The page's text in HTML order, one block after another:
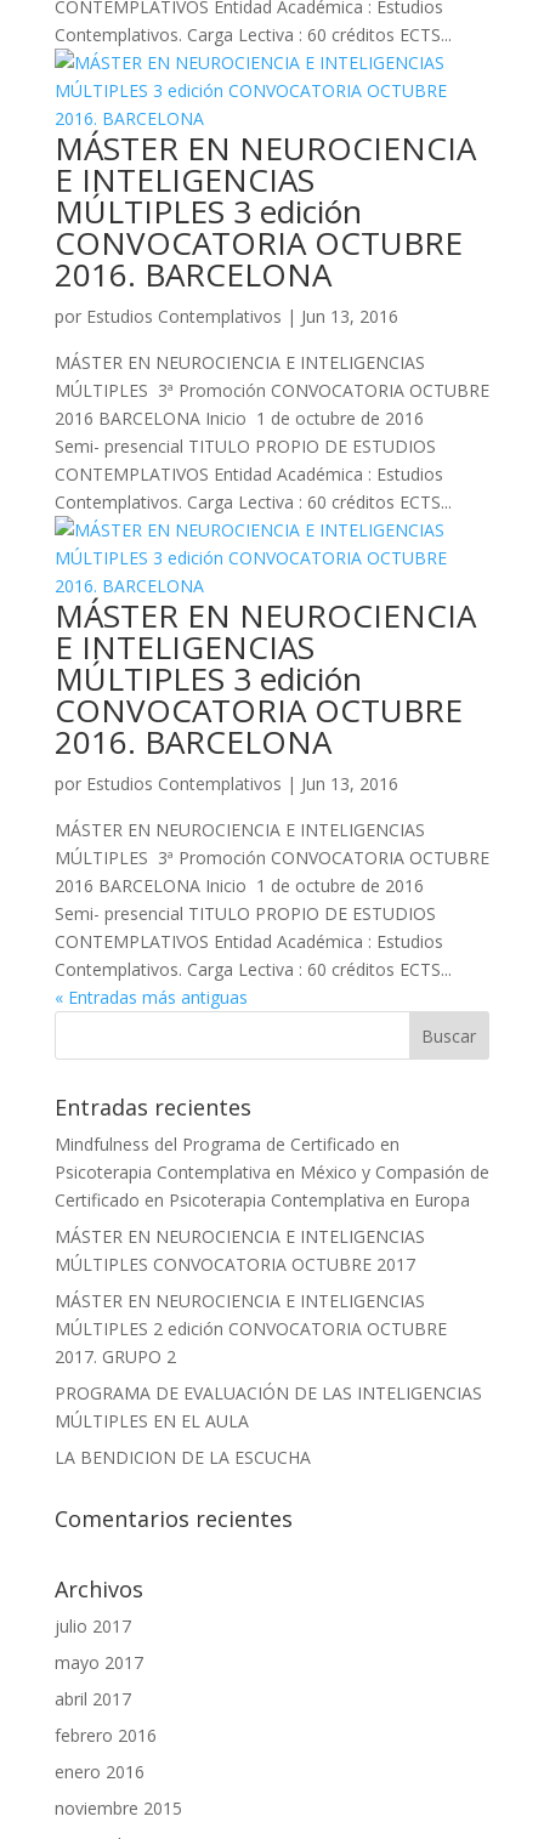
CONTEMPLATIVOS Entidad Académica : Estudios
Contemplativos. Carga Lectiva : 60 créditos ECTS...
MÁSTER EN NEUROCIENCIA
E INTELIGENCIAS
MÚLTIPLES 3 edición
CONVOCATORIA OCTUBRE
2016. BARCELONA
por Estudios Contemplativos | Jun 13, 2016
MÁSTER EN NEUROCIENCIA E INTELIGENCIAS
MÚLTIPLES 3ª Promoción CONVOCATORIA OCTUBRE
2016 BARCELONA Inicio 1 de octubre de 2016
Semi- presencial TITULO PROPIO DE ESTUDIOS
CONTEMPLATIVOS Entidad Académica : Estudios
Contemplativos. Carga Lectiva : 60 créditos ECTS...
MÁSTER EN NEUROCIENCIA
E INTELIGENCIAS
MÚLTIPLES 3 edición
CONVOCATORIA OCTUBRE
2016. BARCELONA
por Estudios Contemplativos | Jun 13, 2016
MÁSTER EN NEUROCIENCIA E INTELIGENCIAS
MÚLTIPLES 3ª Promoción CONVOCATORIA OCTUBRE
2016 BARCELONA Inicio 1 de octubre de 2016
Semi- presencial TITULO PROPIO DE ESTUDIOS
CONTEMPLATIVOS Entidad Académica : Estudios
Contemplativos. Carga Lectiva : 60 créditos ECTS...
« Entradas más antiguas
Entradas recientes
Mindfulness del Programa de Certificado en
Psicoterapia Contemplativa en México y Compasión de
Certificado en Psicoterapia Contemplativa en Europa
MÁSTER EN NEUROCIENCIA E INTELIGENCIAS
MÚLTIPLES CONVOCATORIA OCTUBRE 2017
MÁSTER EN NEUROCIENCIA E INTELIGENCIAS
MÚLTIPLES 2 edición CONVOCATORIA OCTUBRE
2017. GRUPO 2
PROGRAMA DE EVALUACIÓN DE LAS INTELIGENCIAS
MÚLTIPLES EN EL AULA
LA BENDICION DE LA ESCUCHA
Comentarios recientes
Archivos
julio 2017
mayo 2017
abril 2017
febrero 2016
enero 2016
noviembre 2015